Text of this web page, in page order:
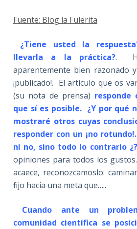
Fuente: Blog la Fulerita
¿Tiene usted la
llevarla a la práctica?.
aparentemente bien razonado
¡publicado!. El artículo que os
(su nota de prensa) responde
que sí es posible. ¿Y por qué
mostraré otros cuyas
responder con un ¡no rotundo!.
ni no, sino todo lo contrario ¿?
opiniones para todos los
acaece, reconozcamoslo:
fijo hacia una meta que…..
Cuando ante un
comunidad científica se